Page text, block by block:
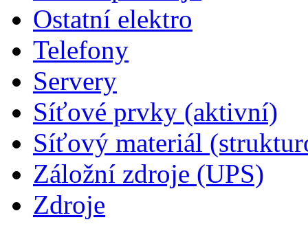
Ostatní elektro
Telefony
Servery
Síťové prvky (aktivní)
Síťový materiál
Záložní zdroje (UPS)
Zdroje